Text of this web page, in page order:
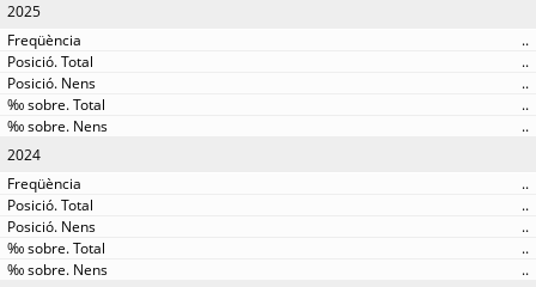
2025
..
..
..
..
..
2024
..
..
..
..
..